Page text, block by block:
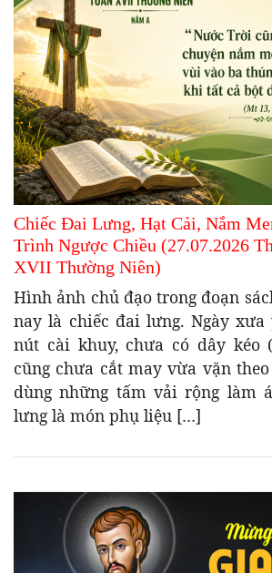
Chiếc Đai Lưng, Hạt Cải, Nắm
Trình Ngược Chiều (27.07.2026
XVII Thường Niên)
Hình ảnh chủ đạo trong đoạn
nay là chiếc đai lưng. Ngày
nút cài khuy, chưa có dây kéo
cũng chưa cắt may vừa vặn
dùng những tấm vải rộng làm
lưng là món phụ liệu […]